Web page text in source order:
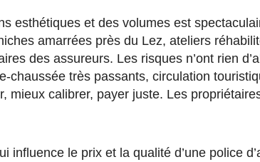
esthétiques et des volumes est
amarrées près du Lez, ateliers
des assureurs. Les risques n’ont rien
chaussée très passants, circulation
mieux calibrer, payer juste. Les
influence le prix et la qualité d’une police